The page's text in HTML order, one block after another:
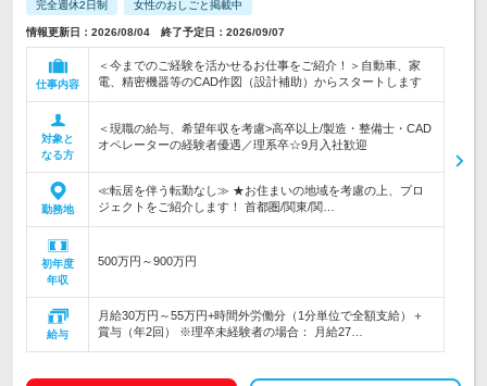
完全週休2日制 女性のおしごと掲載中
情報更新日：2026/08/04 終了予定日：2026/09/07
仕事内容
＜今までのご経験を活かせるお仕事をご紹介！＞自動車、家
電、精密機器等のCAD作図（設計補助）からスタートします
対象と
なる方
＜現職の給与、希望年収を考慮>高卒以上/製造・整備士・CAD
オペレーターの経験者優遇／理系卒☆9月入社歓迎
勤務地
≪転居を伴う転勤なし≫ ★お住まいの地域を考慮の上、プロ
ジェクトをご紹介します！ 首都圏/関東/関…
初年度
年収
500万円～900万円
給与
月給30万円～55万円+時間外労働分（1分単位で全額支給）＋
賞与（年2回） ※理卒未経験者の場合： 月給27…